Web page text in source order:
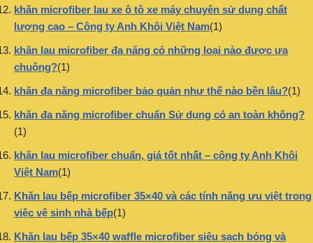
khăn microfiber lau xe ô tô xe máy chuyên sử dụng chất
lượng cao – Công ty Anh Khôi Việt Nam(1)
khăn lau microfiber đa năng có những loại nào được ưa
chuộng?(1)
khăn đa năng microfiber bảo quản như thế nào bền lâu?(1)
khăn đa năng microfiber chuẩn Sử dụng có an toàn không?
(1)
khăn lau microfiber chuẩn, giá tốt nhất – công ty Anh Khôi
Việt Nam(1)
Khăn lau bếp microfiber 35×40 và các tính năng ưu việt trong
việc vệ sinh nhà bếp(1)
Khăn lau bếp 35×40 waffle microfiber siêu sạch bóng và